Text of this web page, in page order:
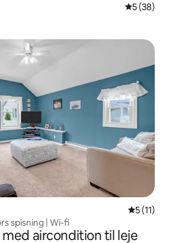
5 ud af 5 i
5 (38)
5 ud af 5
5 (11)
spisning | Wi-fi
aircondition til leje